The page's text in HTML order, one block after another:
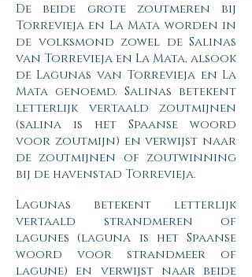
De beide grote zoutmeren bij
Torrevieja en La Mata worden in
de volksmond zowel de Salinas
van Torrevieja en La Mata, alsook
de Lagunas van Torrevieja en La
Mata genoemd. Salinas betekent
letterlijk vertaald zoutmijnen
(salina is het Spaanse woord
voor zoutmijn) en verwijst naar
de zoutmijnen of zoutwinning
bij de havenstad Torrevieja.
Lagunas betekent letterlijk
vertaald strandmeren of
lagunes (laguna is het Spaanse
woord voor strandmeer of
lagune) en verwijst naar beide